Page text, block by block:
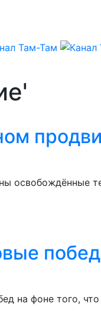
освобождённые
на фоне того,